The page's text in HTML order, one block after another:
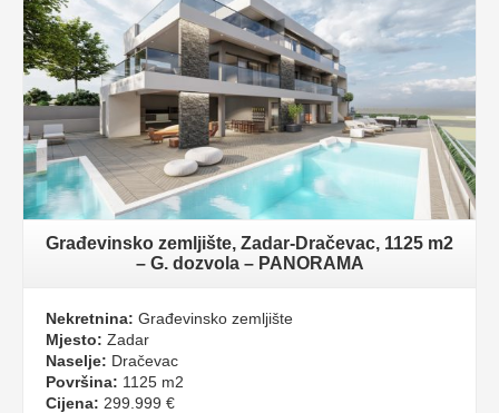
Građevinsko zemljište, Zadar-Dračevac, 1125 m2
– G. dozvola – PANORAMA
Nekretnina: Građevinsko zemljište
Mjesto: Zadar
Naselje: Dračevac
Površina: 1125 m2
Cijena: 299.999 €